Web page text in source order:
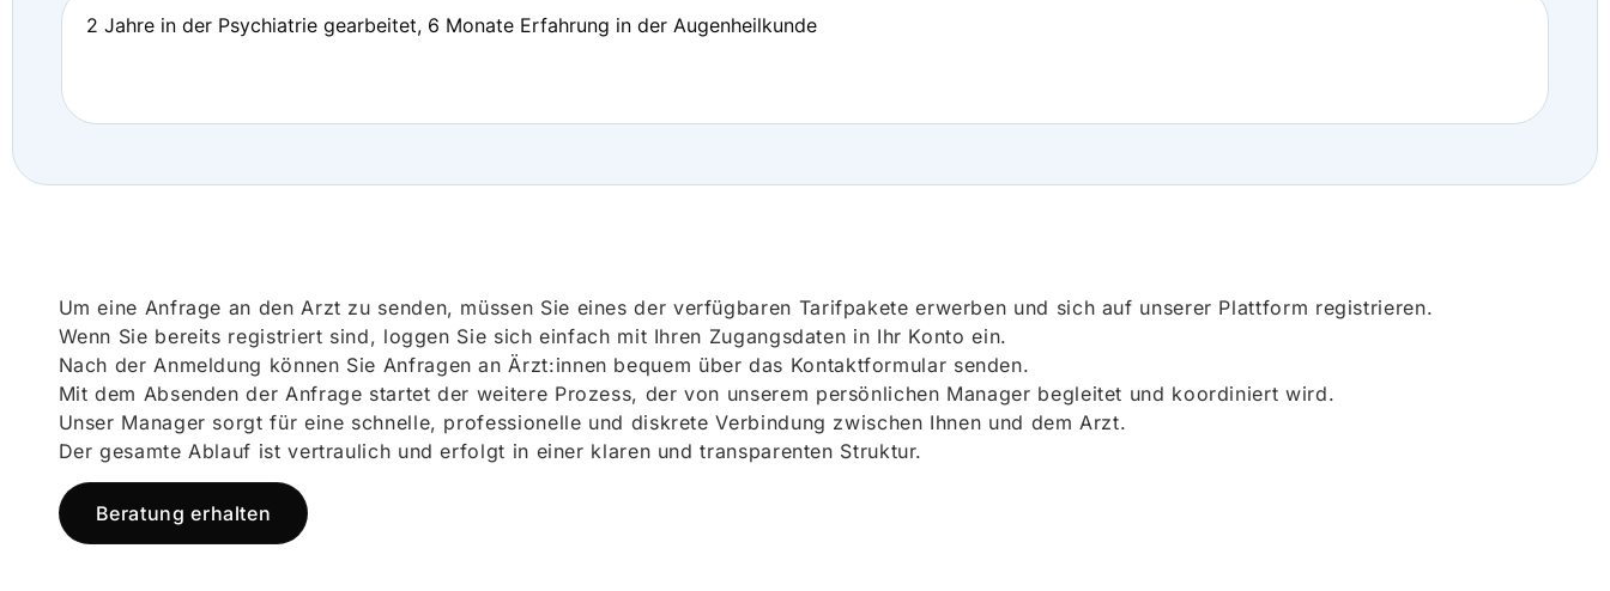
2 Jahre in der Psychiatrie gearbeitet, 6 Monate Erfahrung in der Augenheilkunde
Um eine Anfrage an den Arzt zu senden, müssen Sie eines der verfügbaren Tarifpakete erwerben und sich auf unserer Plattform registrieren.
Wenn Sie bereits registriert sind, loggen Sie sich einfach mit Ihren Zugangsdaten in Ihr Konto ein.
Nach der Anmeldung können Sie Anfragen an Ärzt:innen bequem über das Kontaktformular senden.
Mit dem Absenden der Anfrage startet der weitere Prozess, der von unserem persönlichen Manager begleitet und koordiniert wird.
Unser Manager sorgt für eine schnelle, professionelle und diskrete Verbindung zwischen Ihnen und dem Arzt.
Der gesamte Ablauf ist vertraulich und erfolgt in einer klaren und transparenten Struktur.
Beratung erhalten